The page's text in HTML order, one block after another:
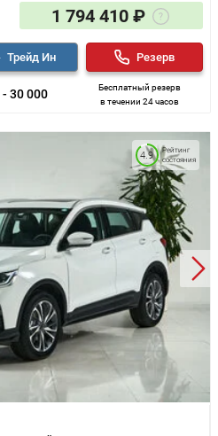
1 794 410 ₽
- 30 000
Трейд Ин
Бесплатный резерв
в течении 24 часов
Резерв
Рейтинг
состояния
4.9